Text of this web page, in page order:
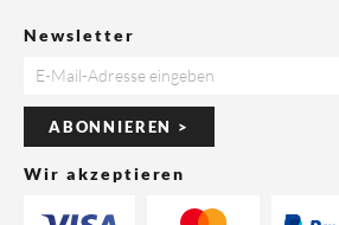
Newsletter
ABONNIEREN >
Wir akzeptieren